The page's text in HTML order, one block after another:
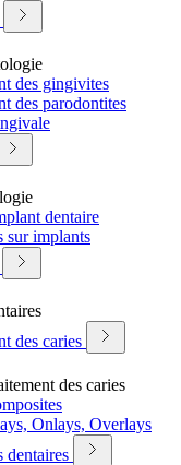
des gingivites
des parodontites
dentaire
sur implants
des caries
des caries
Onlays, Overlays
dentaires